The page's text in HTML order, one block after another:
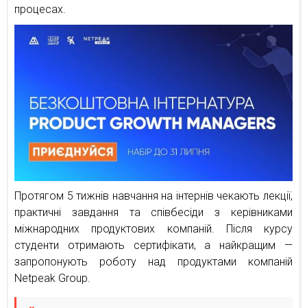
процесах.
Протягом 5 тижнів навчання на інтернів чекають лекції,
практичні завдання та співбесіди з керівниками
міжнародних продуктових компаній. Після курсу
студенти отримають сертифікати, а найкращим —
запропонують роботу над продуктами компаній
Netpeak Group.